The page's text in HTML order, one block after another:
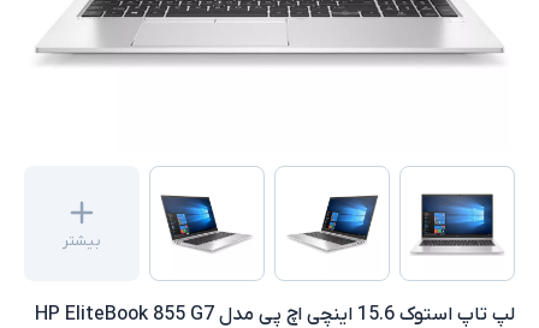
بیشتر
لپ تاپ استوک 15.6 اینچی اچ پی مدل HP EliteBook 855 G7